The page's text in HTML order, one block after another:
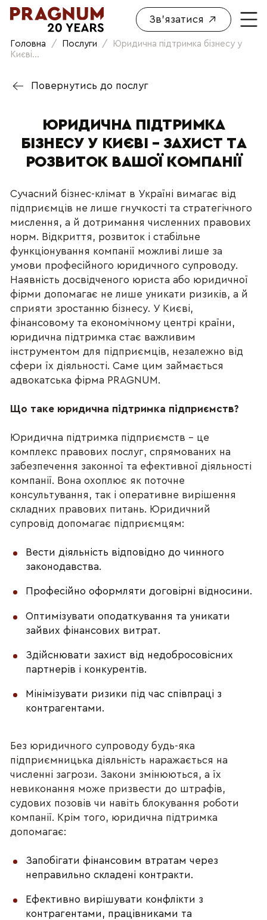
Зв'язатися
Головна / Послуги /
Юридична підтримка бізнесу у
Києві...
Повернутись до послуг
ЮРИДИЧНА ПІДТРИМКА
БІЗНЕСУ У КИЄВІ – ЗАХИСТ ТА
РОЗВИТОК ВАШОЇ КОМПАНІЇ
Сучасний бізнес-клімат в Україні вимагає від
підприємців не лише гнучкості та стратегічного
мислення, а й дотримання численних правових
норм. Відкриття, розвиток і стабільне
функціонування компанії можливі лише за
умови професійного юридичного супроводу.
Наявність досвідченого юриста або юридичної
фірми допомагає не лише уникати ризиків, а й
сприяти зростанню бізнесу. У Києві,
фінансовому та економічному центрі країни,
юридична підтримка стає важливим
інструментом для підприємців, незалежно від
сфери їх діяльності. Саме цим займається
адвокатська фірма PRAGNUM.
Що таке юридична підтримка підприємств?
Юридична підтримка підприємств – це
комплекс правових послуг, спрямованих на
забезпечення законної та ефективної діяльності
компанії. Вона охоплює як поточне
консультування, так і оперативне вирішення
складних правових питань. Юридичний
супровід допомагає підприємцям:
Вести діяльність відповідно до чинного
законодавства.
Професійно оформляти договірні відносини.
Оптимізувати оподаткування та уникати
зайвих фінансових витрат.
Здійснювати захист від недобросовісних
партнерів і конкурентів.
Мінімізувати ризики під час співпраці з
контрагентами.
Без юридичного супроводу будь-яка
підприємницька діяльність наражається на
численні загрози. Закони змінюються, а їх
невиконання може призвести до штрафів,
судових позовів чи навіть блокування роботи
компанії. Крім того, юридична підтримка
допомагає:
Запобігати фінансовим втратам через
неправильно складені контракти.
Ефективно вирішувати конфлікти з
контрагентами, працівниками та